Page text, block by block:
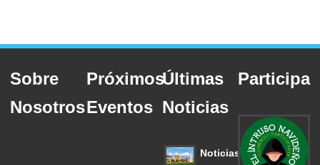
Sobre
Nosotros
Próximos
Eventos
Últimas
Noticias
Noticias
Participa